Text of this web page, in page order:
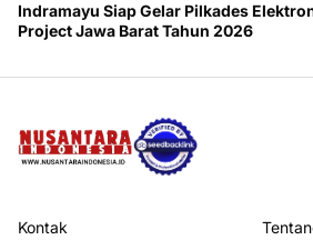
Indramayu Siap Gelar Pilkades
Project Jawa Barat Tahun 2026
Kontak